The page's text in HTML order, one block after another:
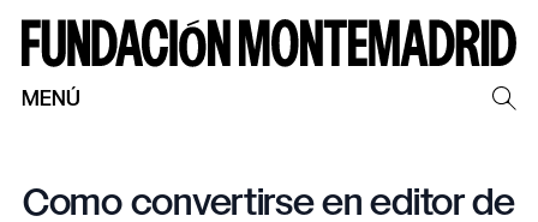
MENÚ
Como convertirse en editor de